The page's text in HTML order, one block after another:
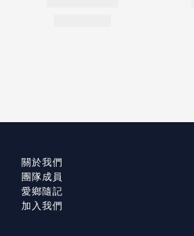
關於我們
團隊成員
愛鄉隨記
加入我們